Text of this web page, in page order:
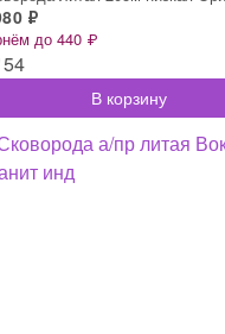
₽
до 440 ₽
54
В корзину